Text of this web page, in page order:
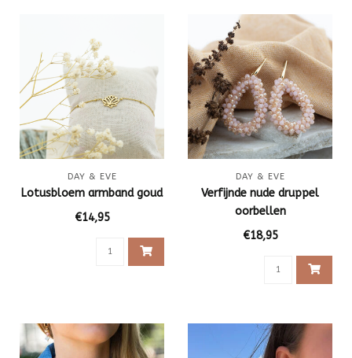
DAY & EVE
Lotusbloem armband goud
€14,95
DAY & EVE
Verfijnde nude druppel
oorbellen
€18,95